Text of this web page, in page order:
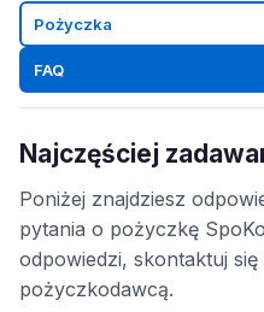
Pożyczka
FAQ
Najczęściej
Poniżej znajdziesz
pytania o pożyczkę
odpowiedzi, skontaktuj
pożyczkodawcą.